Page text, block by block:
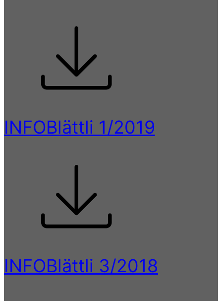
INFOBlättli 1/2019
INFOBlättli 3/2018